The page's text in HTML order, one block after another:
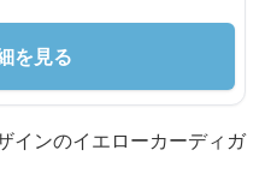
を見る
インのイエローカーディガ